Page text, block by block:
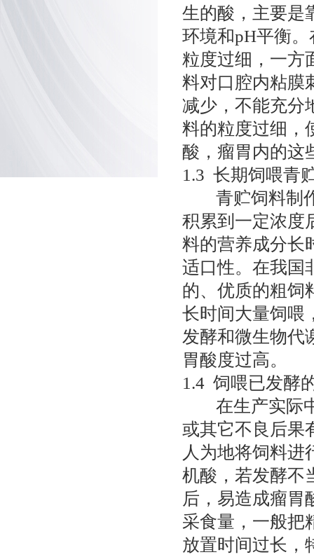
生的酸，主要是
环境和pH平衡
粒度过细，一方
料对口腔内粘膜
减少，不能充分
料的粒度过细，
酸，瘤胃内的这
1.3 长期饲喂青
青贮饲料制作
积累到一定浓度
料的营养成分长
适口性。在我国
的、优质的粗饲
长时间大量饲喂
发酵和微生物代
胃酸度过高。
1.4 饲喂已发酵
在生产实际中
或其它不良后果
人为地将饲料进
机酸，若发酵不
后，易造成瘤胃
采食量，一般把
放置时间过长，